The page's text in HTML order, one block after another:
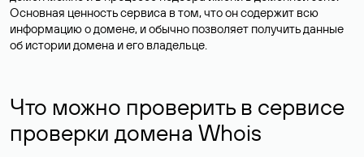
Основная ценность сервиса в том, что он содержит всю
информацию о домене, и обычно позволяет получить данные
об истории домена и его владельце.
Что можно проверить в сервисе
проверки домена Whois